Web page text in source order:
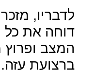
לדבריו,
דוחה את כל
המצב
ברצועת עזה.